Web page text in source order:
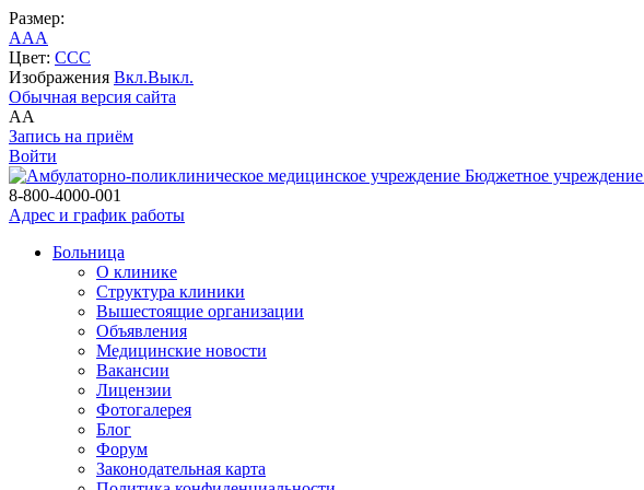
Размер:
AAA
Цвет: CCC
Изображения Вкл.Выкл.
Обычная версия сайта
AA
Запись на приём
Войти
Бюджетное учреждение
8-800-4000-001
Адрес и график работы
Больница
О клинике
Структура клиники
Вышестоящие организации
Объявления
Медицинские новости
Вакансии
Лицензии
Фотогалерея
Блог
Форум
Законодательная карта